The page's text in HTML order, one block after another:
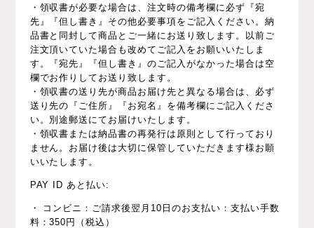
・領収書が必要な場合は、注文時の備考欄に必ず『宛
先』『但し書き』その他必要事項をご記入ください。納
品書と同封して商品とご一緒にお送り致します。以前ご
注文頂いていた場合も改めてご記入をお願いいたしま
す。『宛先』『但し書き』のご記入がなかった場合は空
欄でお作りしてお送り致します。
・領収書の送り先が商品お届け先と異なる場合は、必ず
送り先の『ご住所』『お宛名』を備考欄にご記入くださ
い。別途郵送にてお届けいたします。
・領収書または納品書の再発行は原則として行っており
ません。お届け後は大切に保管していただきます様お願
いいたします。
PAY ID あと払い:
・ コンビニ：ご請求後翌月10日のお支払い：支払い手数
料：350円（税込）